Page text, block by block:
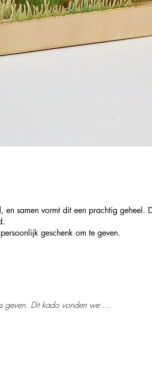
en samen vormt dit een prachtig geheel.
geschenk om te geven.
geven. Dit kado vonden we